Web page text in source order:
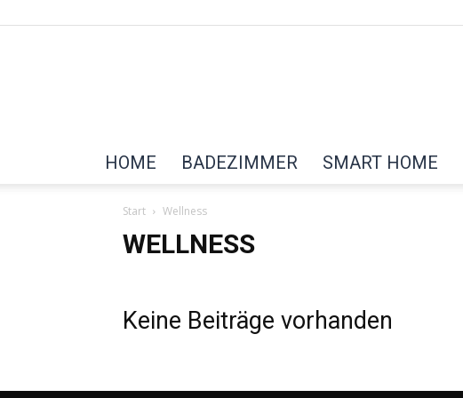
HOME BADEZIMMER SMART HOME
Start Wellness
WELLNESS
Keine Beiträge vorhanden